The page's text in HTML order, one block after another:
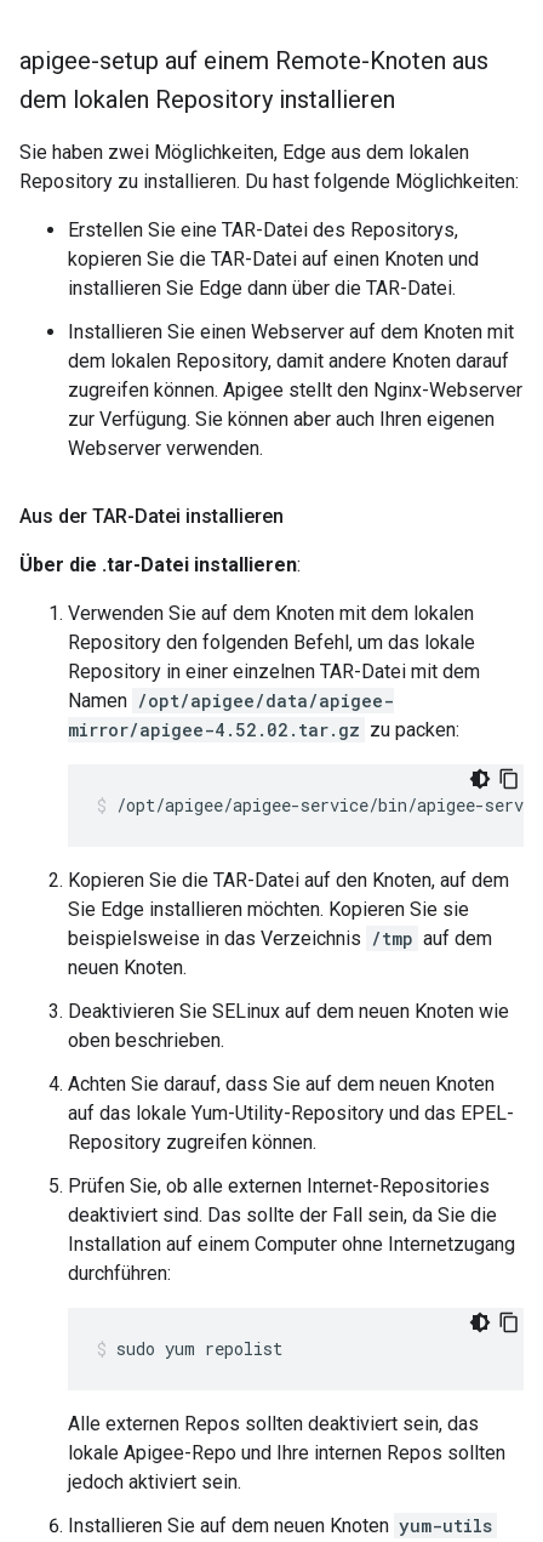
apigee-setup auf einem Remote-Knoten aus
dem lokalen Repository installieren
Sie haben zwei Möglichkeiten, Edge aus dem lokalen
Repository zu installieren. Du hast folgende Möglichkeiten:
Erstellen Sie eine TAR-Datei des Repositorys,
kopieren Sie die TAR-Datei auf einen Knoten und
installieren Sie Edge dann über die TAR-Datei.
Installieren Sie einen Webserver auf dem Knoten mit
dem lokalen Repository, damit andere Knoten darauf
zugreifen können. Apigee stellt den Nginx-Webserver
zur Verfügung. Sie können aber auch Ihren eigenen
Webserver verwenden.
Aus der TAR-Datei installieren
Über die .tar-Datei installieren:
Verwenden Sie auf dem Knoten mit dem lokalen
Repository den folgenden Befehl, um das lokale
Repository in einer einzelnen TAR-Datei mit dem
Namen /opt/apigee/data/apigee-
mirror/apigee-4.52.02.tar.gz zu packen:
/opt/apigee/apigee-service/bin/apigee-
Kopieren Sie die TAR-Datei auf den Knoten, auf dem
Sie Edge installieren möchten. Kopieren Sie sie
beispielsweise in das Verzeichnis /tmp auf dem
neuen Knoten.
Deaktivieren Sie SELinux auf dem neuen Knoten wie
oben beschrieben.
Achten Sie darauf, dass Sie auf dem neuen Knoten
auf das lokale Yum-Utility-Repository und das EPEL-
Repository zugreifen können.
Prüfen Sie, ob alle externen Internet-Repositories
deaktiviert sind. Das sollte der Fall sein, da Sie die
Installation auf einem Computer ohne Internetzugang
durchführen:
sudo yum repolist
Alle externen Repos sollten deaktiviert sein, das
lokale Apigee-Repo und Ihre internen Repos sollten
jedoch aktiviert sein.
Installieren Sie auf dem neuen Knoten yum-utils